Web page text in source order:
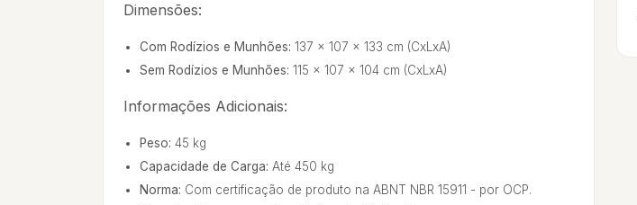
Dimensões:
Com Rodízios e Munhões: 137 x 107 x 133 cm (CxLxA)
Sem Rodízios e Munhões: 115 x 107 x 104 cm (CxLxA)
Informações Adicionais:
Peso: 45 kg
Capacidade de Carga: Até 450 kg
Norma: Com certificação de produto na ABNT NBR 15911 - por OCP.